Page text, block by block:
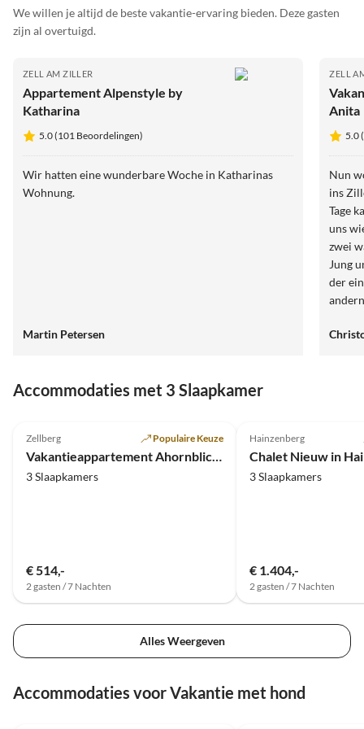
We willen je altijd de beste vakantie-ervaring bieden. Deze gasten
zijn al overtuigd.
ZELL AM ZILLER
Appartement Alpenstyle by
Katharina
5.0 (101 Beoordelingen)
Wir hatten eine wunderbare Woche in Katharinas
Wohnung.
Martin Petersen
ZELL
Anita
5.0
Nun
ins
Tage
uns
zwei
Jung
der
dem gefiel das
Accommodaties met 3 Slaapkamer
Zellberg Populaire Keuze
Vakantieappartement Ahornblick - Huis Burbach
3 Slaapkamers
€ 514,-
2 gasten / 7 Nachten
Hainzenberg
Chalet Nieuw in
3 Slaapkamers
€ 1.404,-
2 gasten / 7 Nachten
Alles Weergeven
Accommodaties voor Vakantie met hond